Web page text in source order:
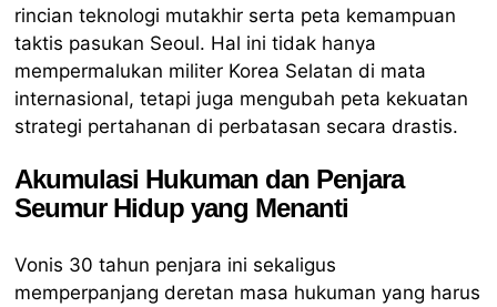
rincian teknologi mutakhir serta peta kemampuan
taktis pasukan Seoul. Hal ini tidak hanya
mempermalukan militer Korea Selatan di mata
internasional, tetapi juga mengubah peta kekuatan
strategi pertahanan di perbatasan secara drastis.
Akumulasi Hukuman dan Penjara
Seumur Hidup yang Menanti
Vonis 30 tahun penjara ini sekaligus
memperpanjang deretan masa hukuman yang harus